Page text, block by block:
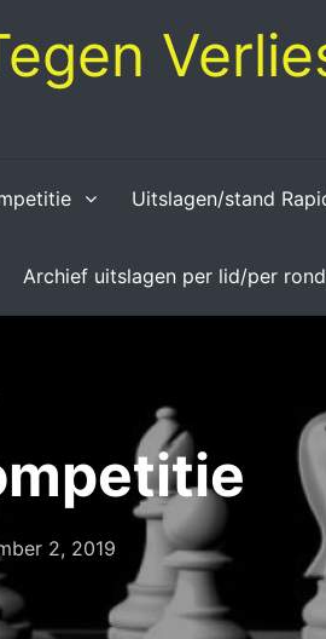
Uitslagen/stand
Archief uitslagen per lid/per
2, 2019